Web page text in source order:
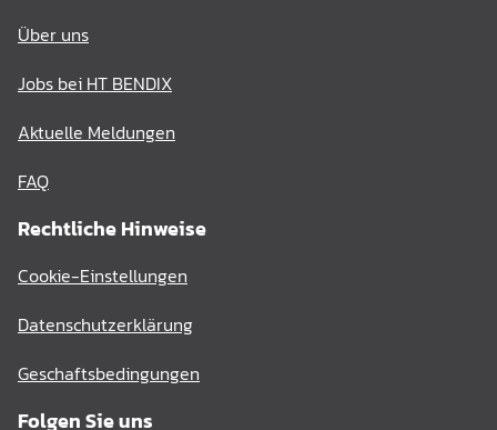
Über uns
Jobs bei HT BENDIX
Aktuelle Meldungen
FAQ
Rechtliche Hinweise
Cookie-Einstellungen
Datenschutzerklärung
Geschaftsbedingungen
Folgen Sie uns